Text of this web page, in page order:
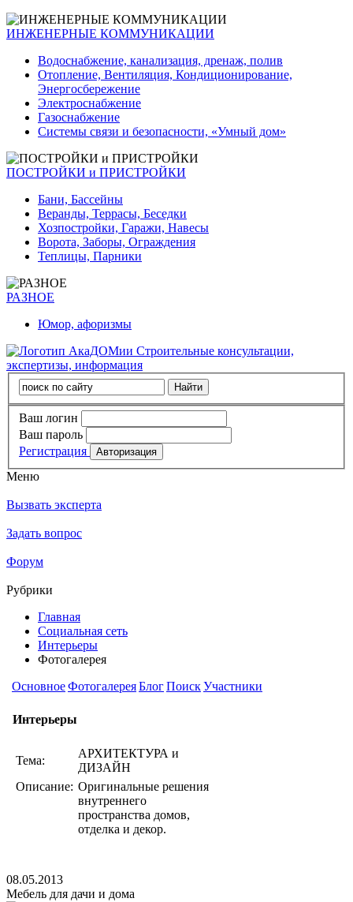
ИНЖЕНЕРНЫЕ КОММУНИКАЦИИ
Водоснабжение, канализация, дренаж, полив
Отопление, Вентиляция, Кондиционирование,
Энергосбережение
Электроснабжение
Газоснабжение
Системы связи и безопасности, «Умный дом»
ПОСТРОЙКИ и ПРИСТРОЙКИ
Бани, Бассейны
Веранды, Террасы, Беседки
Хозпостройки, Гаражи, Навесы
Ворота, Заборы, Ограждения
Теплицы, Парники
РАЗНОЕ
Юмор, афоризмы
Строительные консультации,
экспертизы, информация
Ваш логин
Ваш пароль
Регистрация
Меню
Вызвать эксперта
Задать вопрос
Форум
Рубрики
Главная
Социальная сеть
Интерьеры
Фотогалерея
ОсновноеФотогалереяБлогПоискУчастники
Интерьеры
Тема:
АРХИТЕКТУРА и
ДИЗАЙН
Описание: Оригинальные решения
внутреннего
пространства домов,
отделка и декор.
08.05.2013
Мебель для дачи и дома